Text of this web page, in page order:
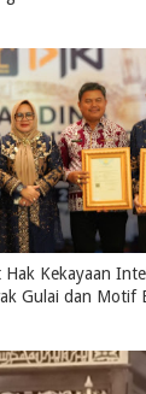
Kekayaan
Gulai dan Motif